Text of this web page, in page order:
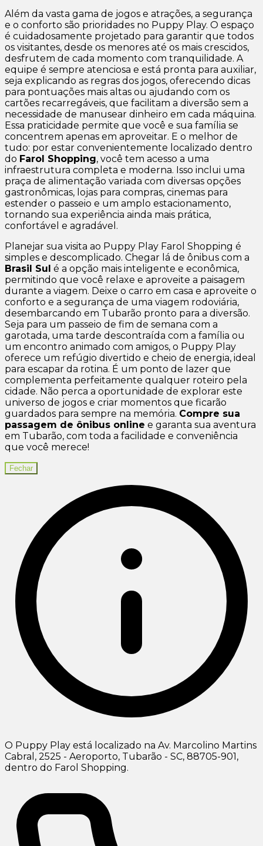
Além da vasta gama de jogos e atrações, a segurança
e o conforto são prioridades no Puppy Play. O espaço
é cuidadosamente projetado para garantir que todos
os visitantes, desde os menores até os mais crescidos,
desfrutem de cada momento com tranquilidade. A
equipe é sempre atenciosa e está pronta para auxiliar,
seja explicando as regras dos jogos, oferecendo dicas
para pontuações mais altas ou ajudando com os
cartões recarregáveis, que facilitam a diversão sem a
necessidade de manusear dinheiro em cada máquina.
Essa praticidade permite que você e sua família se
concentrem apenas em aproveitar. E o melhor de
tudo: por estar convenientemente localizado dentro
do Farol Shopping, você tem acesso a uma
infraestrutura completa e moderna. Isso inclui uma
praça de alimentação variada com diversas opções
gastronômicas, lojas para compras, cinemas para
estender o passeio e um amplo estacionamento,
tornando sua experiência ainda mais prática,
confortável e agradável.
Planejar sua visita ao Puppy Play Farol Shopping é
simples e descomplicado. Chegar lá de ônibus com a
Brasil Sul é a opção mais inteligente e econômica,
permitindo que você relaxe e aproveite a paisagem
durante a viagem. Deixe o carro em casa e aproveite o
conforto e a segurança de uma viagem rodoviária,
desembarcando em Tubarão pronto para a diversão.
Seja para um passeio de fim de semana com a
garotada, uma tarde descontraída com a família ou
um encontro animado com amigos, o Puppy Play
oferece um refúgio divertido e cheio de energia, ideal
para escapar da rotina. É um ponto de lazer que
complementa perfeitamente qualquer roteiro pela
cidade. Não perca a oportunidade de explorar este
universo de jogos e criar momentos que ficarão
guardados para sempre na memória. Compre sua
passagem de ônibus online e garanta sua aventura
em Tubarão, com toda a facilidade e conveniência
que você merece!
Fechar
O Puppy Play está localizado na Av. Marcolino Martins
Cabral, 2525 - Aeroporto, Tubarão - SC, 88705-901,
dentro do Farol Shopping.